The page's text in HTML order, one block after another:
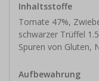
Inhaltsstoffe
Tomate 47%,
schwarzer Trüffel
Spuren von Gluten,
Aufbewahrung